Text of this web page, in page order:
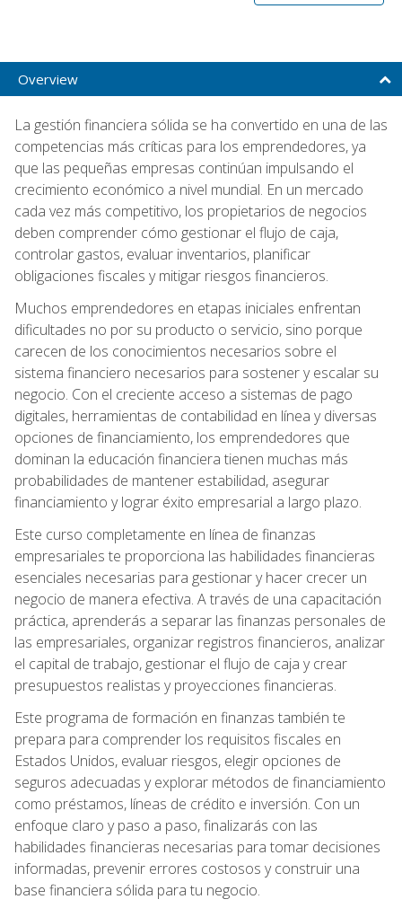
Overview
La gestión financiera sólida se ha convertido en una de las
competencias más críticas para los emprendedores, ya
que las pequeñas empresas continúan impulsando el
crecimiento económico a nivel mundial. En un mercado
cada vez más competitivo, los propietarios de negocios
deben comprender cómo gestionar el flujo de caja,
controlar gastos, evaluar inventarios, planificar
obligaciones fiscales y mitigar riesgos financieros.
Muchos emprendedores en etapas iniciales enfrentan
dificultades no por su producto o servicio, sino porque
carecen de los conocimientos necesarios sobre el
sistema financiero necesarios para sostener y escalar su
negocio. Con el creciente acceso a sistemas de pago
digitales, herramientas de contabilidad en línea y diversas
opciones de financiamiento, los emprendedores que
dominan la educación financiera tienen muchas más
probabilidades de mantener estabilidad, asegurar
financiamiento y lograr éxito empresarial a largo plazo.
Este curso completamente en línea de finanzas
empresariales te proporciona las habilidades financieras
esenciales necesarias para gestionar y hacer crecer un
negocio de manera efectiva. A través de una capacitación
práctica, aprenderás a separar las finanzas personales de
las empresariales, organizar registros financieros, analizar
el capital de trabajo, gestionar el flujo de caja y crear
presupuestos realistas y proyecciones financieras.
Este programa de formación en finanzas también te
prepara para comprender los requisitos fiscales en
Estados Unidos, evaluar riesgos, elegir opciones de
seguros adecuadas y explorar métodos de financiamiento
como préstamos, líneas de crédito e inversión. Con un
enfoque claro y paso a paso, finalizarás con las
habilidades financieras necesarias para tomar decisiones
informadas, prevenir errores costosos y construir una
base financiera sólida para tu negocio.